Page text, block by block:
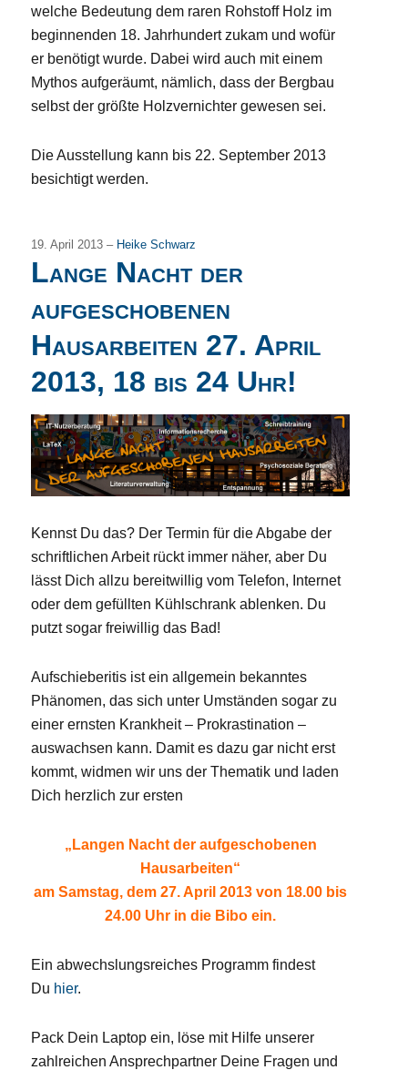
welche Bedeutung dem raren Rohstoff Holz im
beginnenden 18. Jahrhundert zukam und wofür
er benötigt wurde. Dabei wird auch mit einem
Mythos aufgeräumt, nämlich, dass der Bergbau
selbst der größte Holzvernichter gewesen sei.
Die Ausstellung kann bis 22. September 2013
besichtigt werden.
19. April 2013 – Heike Schwarz
Lange Nacht der
aufgeschobenen
Hausarbeiten 27. April
2013, 18 bis 24 Uhr!
Kennst Du das? Der Termin für die Abgabe der
schriftlichen Arbeit rückt immer näher, aber Du
lässt Dich allzu bereitwillig vom Telefon, Internet
oder dem gefüllten Kühlschrank ablenken. Du
putzt sogar freiwillig das Bad!
Aufschieberitis ist ein allgemein bekanntes
Phänomen, das sich unter Umständen sogar zu
einer ernsten Krankheit – Prokrastination –
auswachsen kann. Damit es dazu gar nicht erst
kommt, widmen wir uns der Thematik und laden
Dich herzlich zur ersten
„Langen Nacht der aufgeschobenen
Hausarbeiten“
am Samstag, dem 27. April 2013 von 18.00 bis
24.00 Uhr in die Bibo ein.
Ein abwechslungsreiches Programm findest
Du hier.
Pack Dein Laptop ein, löse mit Hilfe unserer
zahlreichen Ansprechpartner Deine Fragen und